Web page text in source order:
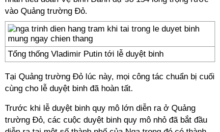
vào Quảng trường Đỏ.
Tổng thống Vladimir Putin tới lễ duyệt binh
Tại Quảng trường Đỏ lúc này, mọi công tác chuẩn bị cuối
cùng cho lễ duyệt binh đã hoàn tất.
Trước khi lễ duyệt binh quy mô lớn diễn ra ở Quảng
trường Đỏ, các cuộc duyệt binh quy mô nhỏ đã bắt đầu